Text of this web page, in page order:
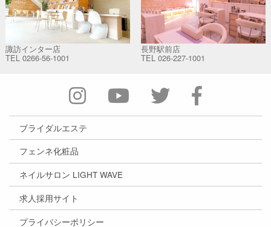
諏訪インター店
TEL 0266-56-1001
長野駅前店
TEL 026-227-1001
ブライダルエステ
フェンネ化粧品
ネイルサロン LIGHT WAVE
求人採用サイト
プライバシーポリシー